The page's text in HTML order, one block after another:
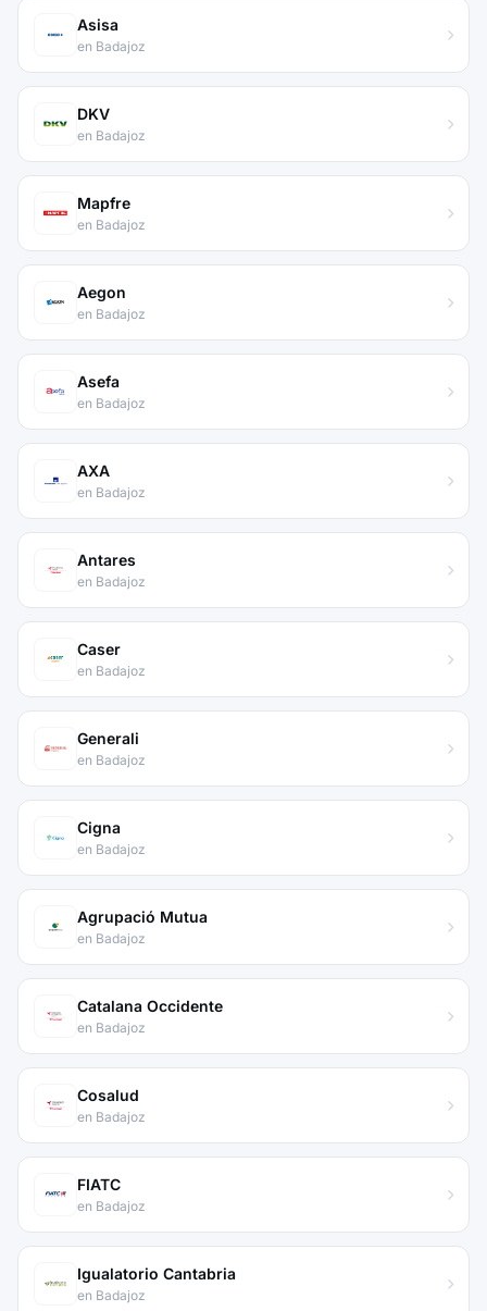
Asisa
en Badajoz
DKV
en Badajoz
Mapfre
en Badajoz
Aegon
en Badajoz
Asefa
en Badajoz
AXA
en Badajoz
Antares
en Badajoz
Caser
en Badajoz
Generali
en Badajoz
Cigna
en Badajoz
Agrupació Mutua
en Badajoz
Catalana Occidente
en Badajoz
Cosalud
en Badajoz
FIATC
en Badajoz
Igualatorio Cantabria
en Badajoz